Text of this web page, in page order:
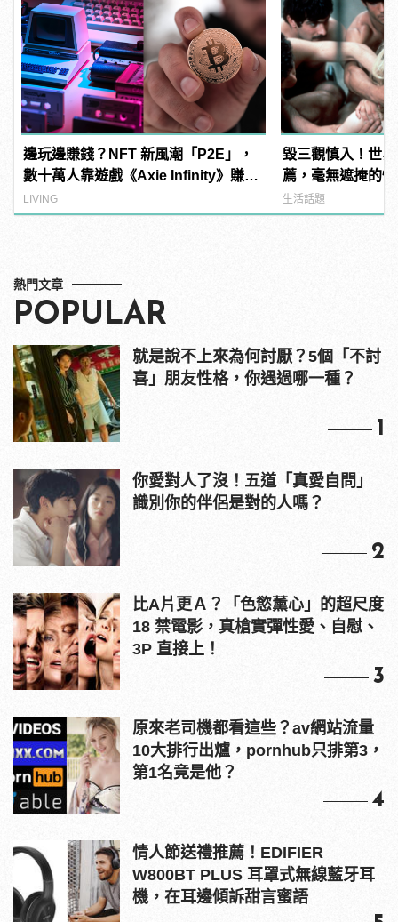
邊玩邊賺錢？NFT 新風潮「P2E」，
數十萬人靠遊戲《Axie Infinity》賺生
活費！？
LIVING
毀三觀慎入！世
薦，毫無遮掩的
噁心到極致！
生活話題
熱門文章
POPULAR
就是說不上來為何討厭？5個「不討
喜」朋友性格，你遇過哪一種？
1
你愛對人了沒！五道「真愛自問」
識別你的伴侶是對的人嗎？
2
比A片更Ａ？「色慾薰心」的超尺度
18 禁電影，真槍實彈性愛、自慰、
3P 直接上！
3
原來老司機都看這些？av網站流量
10大排行出爐，pornhub只排第3，
第1名竟是他？
4
情人節送禮推薦！EDIFIER
W800BT PLUS 耳罩式無線藍牙耳
機，在耳邊傾訴甜言蜜語